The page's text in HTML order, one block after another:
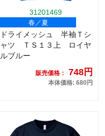
31201469
春／夏
ドライメッシュ 半袖Ｔシ
ャツ ＴＳ１３上 ロイヤ
ルブルー
販売価格： 748円
本体価格: 680円